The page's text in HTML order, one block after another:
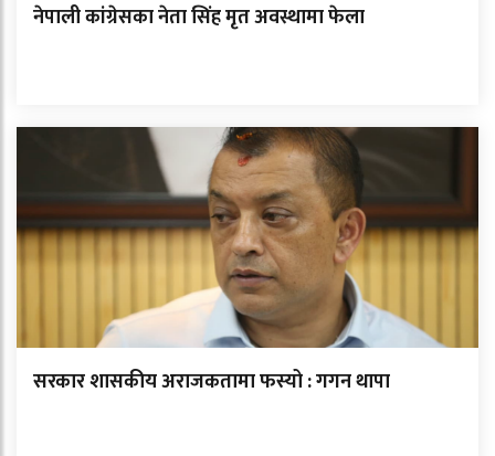
नेपाली कांग्रेसका नेता सिंह मृत अवस्थामा फेला
सरकार शासकीय अराजकतामा फस्यो : गगन थापा